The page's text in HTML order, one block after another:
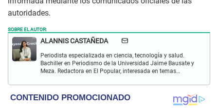
autoridades.
SOBRE EL AUTOR:
ALANNIS CASTAÑEDA
Periodista especializada en ciencia, tecnología y salud.
Bachiller en Periodismo de la Universidad Jaime Bausate y
Meza. Redactora en El Popular, interesada en temas
astronómicos, hallazgos y más.